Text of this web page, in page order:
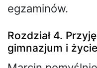
egzaminów.
Rozdział 4.
gimnazjum i